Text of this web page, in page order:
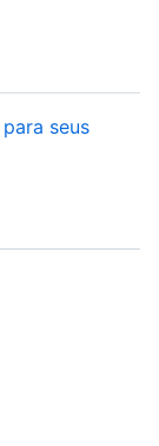
seus